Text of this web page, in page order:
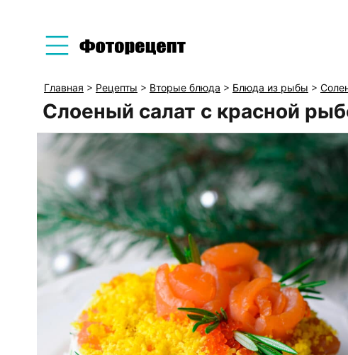
Главная > Рецепты > Вторые блюда > Блюда из рыбы >
Слоеный салат с красной